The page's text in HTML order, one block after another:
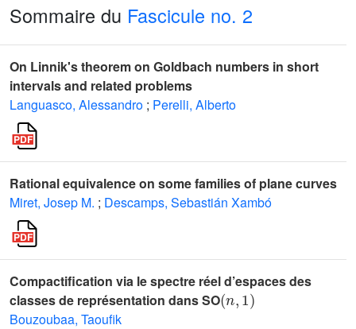
Sommaire du Fascicule no. 2
On Linnik's theorem on Goldbach numbers in short
intervals and related problems
Languasco, Alessandro ; Perelli, Alberto
Rational equivalence on some families of plane curves
Miret, Josep M. ; Descamps, Sebastián Xambó
Compactification via le spectre réel d’espaces des
classes de représentation dans SO
(n,1)
Bouzoubaa, Taoufik